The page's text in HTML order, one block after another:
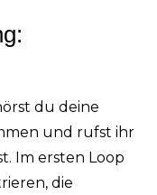
du deine
und rufst ihr
Im ersten Loop
die